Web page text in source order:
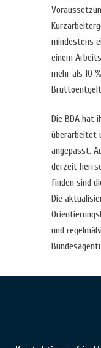
mindestens
einem
mehr als 10
Die BDA hat
überarbeitet
angepasst.
derzeit
finden sind
Die
und